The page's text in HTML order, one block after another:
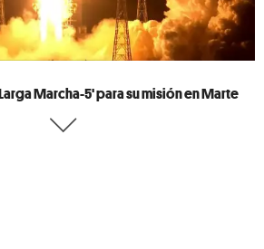
Marcha-5' para su misión en Marte